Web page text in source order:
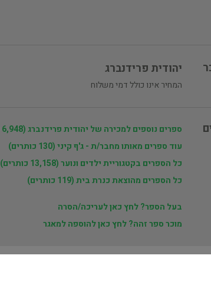
יהודית פרידנברג
המחיר אינו כולל דמי משלוח
ספרים נוספים למכירה של יהודית פרידנברג (6,948 כותרים)
עוד ספרים מאותו מחבר/ת - ג'ף קיני (130 כותרים)
כל הספרים בקטגוריית ילדים ונוער (13,158 כותרים)
כל הספרים מהוצאת כנרת בית (119 כותרים)
בעל הספר? לחץ כאן לעריכה/הסרה
מוכר ספר זהה? לחץ כאן להוספה למאגר